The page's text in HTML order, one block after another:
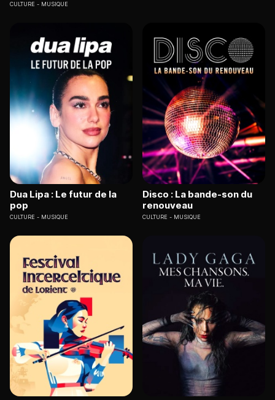
CULTURE MUSIQUE
Dua Lipa : Le futur de la
pop
CULTURE MUSIQUE
Disco : La bande-son du
renouveau
CULTURE MUSIQUE